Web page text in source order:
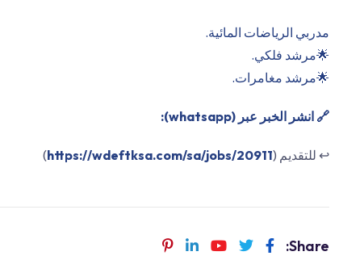
مدربي الرياضات المائية.
🌟مرشد فلكي.
🌟مرشد مغامرات.
🔗 انشر الخبر عبر (whatsapp):
↩️ للتقديم (https://wdeftksa.com/sa/jobs/20911
)
Share: